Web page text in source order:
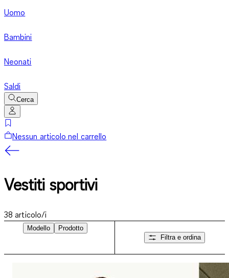
Uomo
Bambini
Neonati
Saldi
Cerca
Nessun articolo nel carrello
Vestiti sportivi
38 articolo/i
Modello
Prodotto
Filtra e ordina